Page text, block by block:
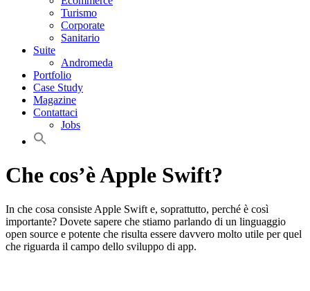
Turismo
Corporate
Sanitario
Suite
Andromeda
Portfolio
Case Study
Magazine
Contattaci
Jobs
Che cos’è Apple Swift?
In che cosa consiste Apple Swift e, soprattutto, perché è così
importante? Dovete sapere che stiamo parlando di un linguaggio
open source e potente che risulta essere davvero molto utile per quel
che riguarda il campo dello sviluppo di app.